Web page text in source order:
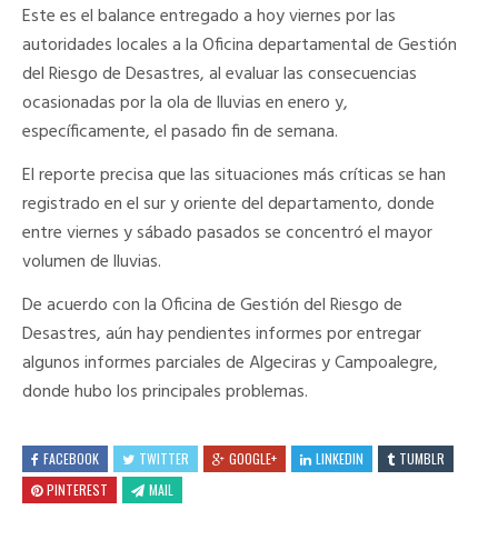
Este es el balance entregado a hoy viernes por las
autoridades locales a la Oficina departamental de Gestión
del Riesgo de Desastres, al evaluar las consecuencias
ocasionadas por la ola de lluvias en enero y,
específicamente, el pasado fin de semana.
El reporte precisa que las situaciones más críticas se han
registrado en el sur y oriente del departamento, donde
entre viernes y sábado pasados se concentró el mayor
volumen de lluvias.
De acuerdo con la Oficina de Gestión del Riesgo de
Desastres, aún hay pendientes informes por entregar
algunos informes parciales de Algeciras y Campoalegre,
donde hubo los principales problemas.
FACEBOOK TWITTER GOOGLE+ LINKEDIN
TUMBLR
PINTEREST
MAIL